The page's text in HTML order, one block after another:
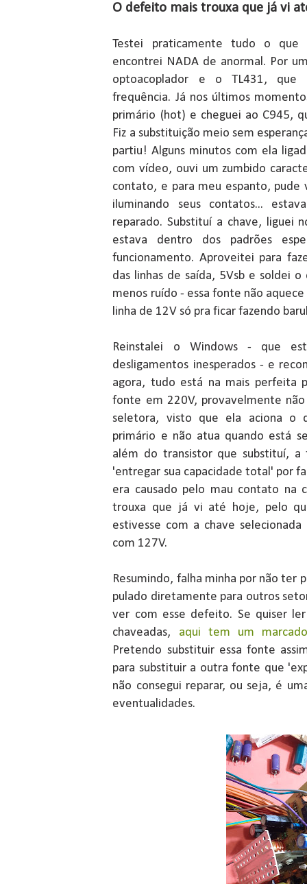
O defeito mais trouxa que já vi
Testei praticamente tudo o que
encontrei NADA de anormal. Por
optoacoplador e o TL431, que
frequência. Já nos últimos
primário (hot) e cheguei ao C945,
Fiz a substituição meio sem
partiu! Alguns minutos com ela
com vídeo, ouvi um zumbido
contato, e para meu espanto, pude
iluminando seus contatos...
reparado. Substituí a chave, liguei
estava dentro dos padrões
funcionamento. Aproveitei para
das linhas de saída, 5Vsb e soldei
menos ruído - essa fonte não
linha de 12V só pra ficar fazendo
Reinstalei o Windows - que
desligamentos inesperados - e
agora, tudo está na mais perfeita
fonte em 220V, provavelmente
seletora, visto que ela aciona o
primário e não atua quando está
além do transistor que substituí, a
'entregar sua capacidade total' por
era causado pelo mau contato na
trouxa que já vi até hoje, pelo
estivesse com a chave
com 127V.
Resumindo, falha minha por não ter
pulado diretamente para outros
ver com esse defeito. Se quiser
chaveadas, aqui tem um
Pretendo substituir essa fonte
para substituir a outra fonte que
não consegui reparar, ou seja, é
eventualidades.